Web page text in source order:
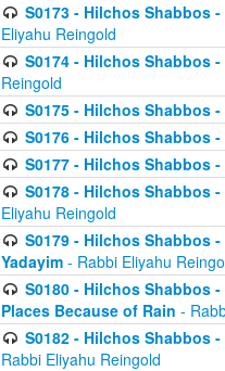
S0173 - Hilchos Shabbos
Eliyahu Reingold
S0174 - Hilchos Shabbos
Reingold
S0175 - Hilchos Shabbos
S0176 - Hilchos Shabbos
S0177 - Hilchos Shabbos
S0178 - Hilchos Shabbos
Eliyahu Reingold
S0179 - Hilchos Shabbos
Yadayim - Rabbi Eliyahu
S0180 - Hilchos Shabbos
Places Because of Rain -
S0182 - Hilchos Shabbos
Rabbi Eliyahu Reingold